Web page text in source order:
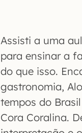
Assisti a uma
para ensinar a
do que isso.
gastronomia,
tempos do
Cora Coralina.